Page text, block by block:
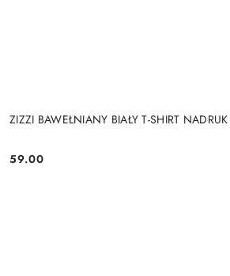
ZIZZI BAWEŁNIANY BIAŁY T-SHIRT
Cena:
59.00